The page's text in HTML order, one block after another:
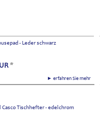
- Leder schwarz
► erfahren Sie mehr
*